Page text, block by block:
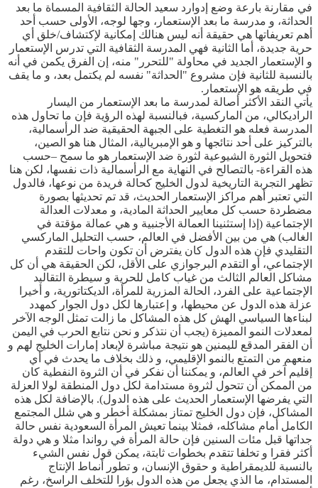
في مقارنة بارعة وضع إدوارد سعيد الحالة الثقافية المسماة ما بعد
الحداثة، و مدرسة ما بعد الإستعمار، وجها لوجه، الأولى حسب أحد
أهم تعريفاتها هي حقيقة أنه ليس هنالك إمكانية لإكتشاف/خلق أي
حرية جديدة، أما الثانية فهي المدرسة الثقافية التي تدرس الإستعمار
و الإستعمار الجديد في محاولة "للتحرر" منه، إن الفرق يكمن في أنه
بالنسبة للثانية فإن مشروع "الحداثة" نفسه لم يكتمل بعد، و ما يقف
في طريقه هو الإستعمار.
يأتي النقد الأكثر أصالة لمدرسة ما بعد الإستعمار من اليسار
الراديكالي، من الماركسية، فبالنسبة لهذه الرؤية فإن ما تحاول هذه
المدرسة فعله هو التغطية على الجبهة الحقيقية ضد الرأسمالية،
بالتركيز على أحد نتائجها و هو الإمبريالية، المثال هنا هو الصين،
فتحويل الثورة الشيوعية لثورة ضد الإستعمار هو ما سمح –حسب
هذه القراءة- بالتصالح في النهاية مع الرأسمالية ذات نفسها، لكن هنا
تظهر التجربة التاريخية لدول الخليج كحالة فريدة من نوعها، فالدول
التي تعتبر أهم مراكز الإستعمار الحديث، قد تم تحديثها بصورة
مضطردة حسب كل معايير الحداثة المادية، و معدلات العدالة
الإجتماعية (إذا إستثنينا العمالة الأجنبية و هي عمالة مؤقتة في
الغالب) هي من بين الأفضل في العالم، حسب التحليل الماركسي
التقليدي فإن هذه الدول كان يفترض أن تكون واحات للتقدم
الإجتماعي، أو التقدم البرجوازي على الأقل، لكن الحقيقة هي أن كل
مشاكل العالم الثالث من غياب كامل للحرية و سيطرة التقاليد
الإجتماعية على الفرد، الحالة المزرية للمرأة، الديكتاتورية، و أخيرا
عزلة هذه الدول عن محيطها، و إعتبارها لكل دول الجوار كمهدد
لبناءها السياسي الهش كل هذه المشاكل ما زالت تمثل الوجه الآخر
لمعدلات النمو المميزة (يجب أن نتذكر و نحن نتابع الحرب في اليمن
أن الفقر المدقع لليمنين هو نتيجة مباشرة لإبعاد إمارات الخليج لهم و
منعهم من التمتع بالنمو الإقليمي، و ذلك بخلاف ما يحدث في أي
إقليم آخر في العالم، و يمكننا أن نفكر في أن الثروة النفطية كان
من الممكن أن تتحول لثروة مستدامة لكل دول المنطقة لولا العزلة
التي يفرضها الإستعمار الحديث على هذه الدول). بالإضافة لكل هذه
المشاكل، فإن دول الخليج تمتاز بمشكلة أخطر و هي شلل المجتمع
الكامل أمام مشاكله، فمثلا بينما تعيش المرأة السعودية نفس حالة
جداتها قبل مئات السنين فإن حالة المرأة في رواندا مثلا و هي دولة
أكثر فقرا و تخلفا تتقدم بخطوات ثابتة، يمكن قول نفس الشيء
بالنسبة للديمقراطية و حقوق الإنسان، و تطور أنماط الإنتاج
المستدام، ما الذي يجعل من هذه الدول بؤرا للتخلف الراسخ، رغم